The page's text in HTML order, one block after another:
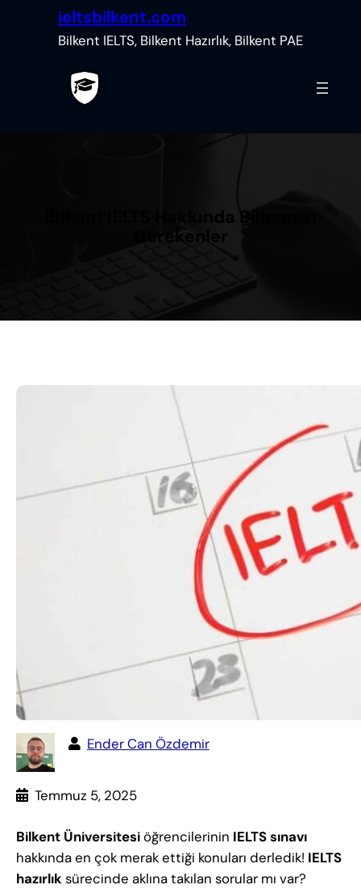
ieltsbilkent.com
Bilkent IELTS, Bilkent Hazırlık, Bilkent PAE
Bilkent IELTS Hakkında Bilinmesi
Gerekenler
Ender Can Özdemir
Temmuz 5, 2025
Bilkent Üniversitesiöğrencilerinin IELTS sınavı
hakkında en çok merak ettiği konuları derledik! IELTS
hazırlıksürecinde aklına takılan sorular mı var?